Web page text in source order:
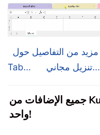
مزيد من التفاصيل حول Office
Tab...
تنزيل مجاني...
جميع الإضافات من Kutools في برنامج تثبيت
واحد!